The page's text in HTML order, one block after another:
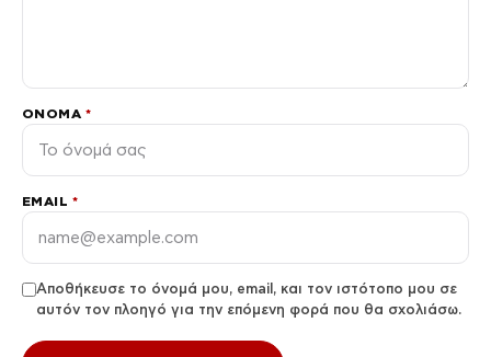
ΌΝΟΜΑ *
EMAIL *
Αποθήκευσε το όνομά μου, email, και τον ιστότοπο μου σε
αυτόν τον πλοηγό για την επόμενη φορά που θα σχολιάσω.